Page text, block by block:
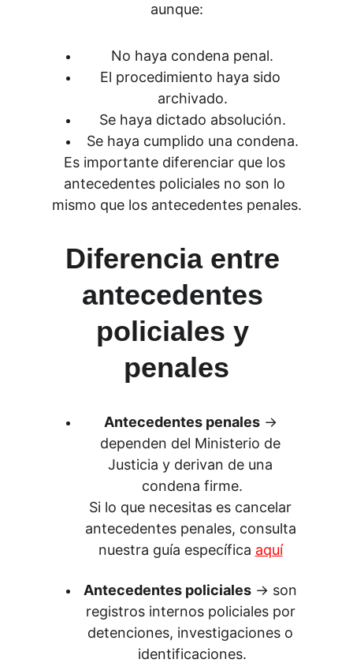
aunque:
No haya condena penal.
El procedimiento haya sido
archivado.
Se haya dictado absolución.
Se haya cumplido una condena.
Es importante diferenciar que los
antecedentes policiales no son lo
mismo que los antecedentes penales.
Diferencia entre
antecedentes
policiales y
penales
Antecedentes penales →
dependen del Ministerio de
Justicia y derivan de una
condena firme.
Si lo que necesitas es cancelar
antecedentes penales, consulta
nuestra guía específica aquí
Antecedentes policiales → son
registros internos policiales por
detenciones, investigaciones o
identificaciones.